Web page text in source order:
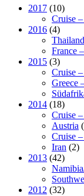
2017 (10)
Cruise
2016 (4)
Thailand
France
2015 (3)
Cruise
Greece
2014 (18)
Cruise
Austria
Cruise
Iran (2)
2013 (42)
2012 (32)